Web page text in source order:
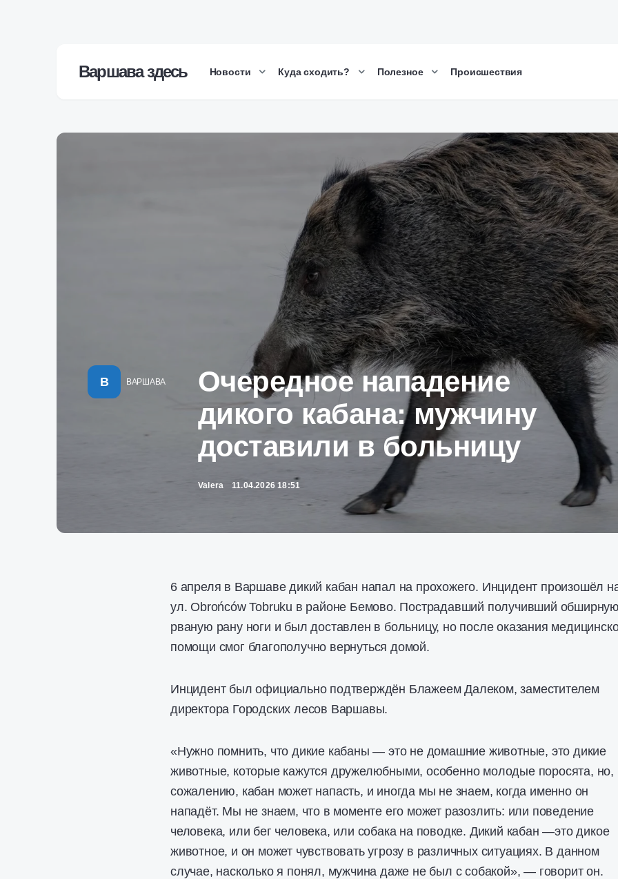
Варшава здесь Новости Куда сходить? Полезное Происшествия
В ВАРШАВА
Очередное нападение
дикого кабана: мужчину
доставили в больницу
Valera 11.04.2026 18:51
6 апреля в Варшаве дикий кабан напал на прохожего. Инцидент произошёл
ул. Obrońców Tobruku в районе Бемово. Пострадавший получивший
рваную рану ноги и был доставлен в больницу, но после оказания
помощи смог благополучно вернуться домой.
Инцидент был официально подтверждён Блажеем Далеком, заместителем
директора Городских лесов Варшавы.
«Нужно помнить, что дикие кабаны — это не домашние животные, это дикие
животные, которые кажутся дружелюбными, особенно молодые поросята, но,
сожалению, кабан может напасть, и иногда мы не знаем, когда именно он
нападёт. Мы не знаем, что в моменте его может разозлить: или поведение
человека, или бег человека, или собака на поводке. Дикий кабан —это дикое
животное, и он может чувствовать угрозу в различных ситуациях. В данном
случае, насколько я понял, мужчина даже не был с собакой», — говорит он.